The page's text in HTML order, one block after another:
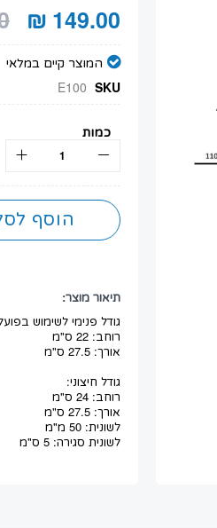
149.00 ₪
המוצר קיים במלאי
SKU
E100
כמות
הוסף
תיאור מוצר:
גודל פנימי לשימוש
רוחב: 22 ס"מ
אורך: 27.5 ס"מ
גודל חיצוני:
רוחב: 24 ס"מ
אורך: 27.5 ס"מ
לשונית: 50 מ"מ
לשונית סגירה: 5 ס"מ